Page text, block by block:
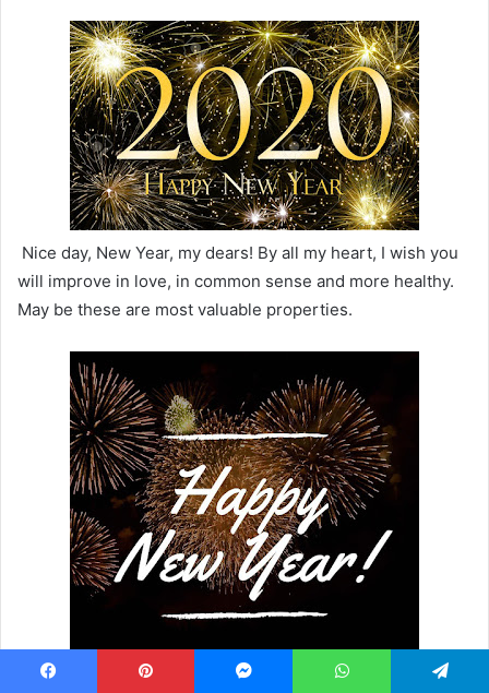
Nice day, New Year, my dears! By all my heart, I wish you
will improve in love, in common sense and more healthy.
May be these are most valuable properties.